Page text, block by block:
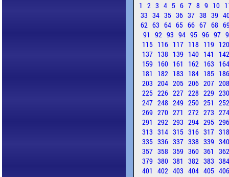
1 2 3 4 5 6 7 8 9 10
33 34 35 36 37 38 39
62 63 64 65 66 67 68
91 92 93 94 95 96 97
115 116 117 118 119
137 138 139 140 141
159 160 161 162 163
181
182 183 184 185
203 204 205 206 207
225 226 227 228 229
247 248 249 250 251
269 270 271 272 273
291 292 293 294 295
313 314 315 316 317
335 336 337 338 339
357 358 359 360 361
379 380 381 382 383
401 402 403 404 405